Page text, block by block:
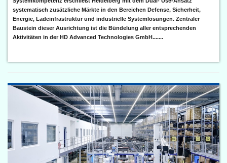
systematisch zusätzliche Märkte in den Bereichen Defense, Sicherheit,
Energie, Ladeinfrastruktur und industrielle Systemlösungen. Zentraler
Baustein dieser Ausrichtung ist die Bündelung aller entsprechenden
Aktivitäten in der HD Advanced Technologies GmbH.......